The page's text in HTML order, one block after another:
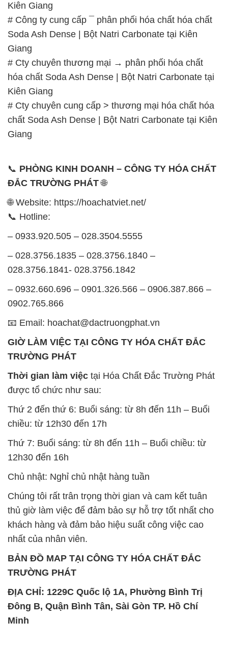
Kiên Giang
# Công ty cung cấp ¯ phân phối hóa chất hóa chất
Soda Ash Dense | Bột Natri Carbonate tại Kiên
Giang
# Cty chuyên thương mại → phân phối hóa chất
hóa chất Soda Ash Dense | Bột Natri Carbonate tại
Kiên Giang
# Cty chuyên cung cấp > thương mại hóa chất hóa
chất Soda Ash Dense | Bột Natri Carbonate tại Kiên
Giang
📞 PHÒNG KINH DOANH – CÔNG TY HÓA CHẤT
ĐẮC TRƯỜNG PHÁT🌐
🌐 Website: https://hoachatviet.net/
📞 Hotline:
– 0933.920.505 – 028.3504.5555
– 028.3756.1835 – 028.3756.1840 –
028.3756.1841- 028.3756.1842
– 0932.660.696 – 0901.326.566 – 0906.387.866 –
0902.765.866
📧 Email: hoachat@dactruongphat.vn
GIỜ LÀM VIỆC TẠI CÔNG TY HÓA CHẤT ĐẮC
TRƯỜNG PHÁT
Thời gian làm việc tại Hóa Chất Đắc Trường Phát
được tổ chức như sau:
Thứ 2 đến thứ 6: Buổi sáng: từ 8h đến 11h – Buổi
chiều: từ 12h30 đến 17h
Thứ 7: Buổi sáng: từ 8h đến 11h – Buổi chiều: từ
12h30 đến 16h
Chủ nhật: Nghỉ chủ nhật hàng tuần
Chúng tôi rất trân trọng thời gian và cam kết tuân
thủ giờ làm việc để đảm bảo sự hỗ trợ tốt nhất cho
khách hàng và đảm bảo hiệu suất công việc cao
nhất của nhân viên.
BẢN ĐỒ MAP TẠI CÔNG TY HÓA CHẤT ĐẮC
TRƯỜNG PHÁT
ĐỊA CHỈ: 1229C Quốc lộ 1A, Phường Bình Trị
Đông B, Quận Bình Tân, Sài Gòn TP. Hồ Chí
Minh